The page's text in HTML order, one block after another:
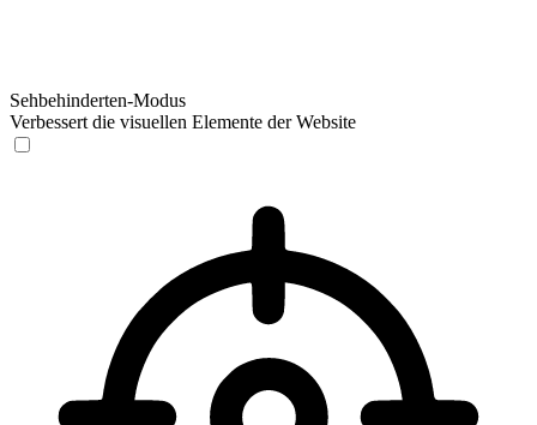
Sehbehinderten-Modus
Verbessert die visuellen Elemente der Website